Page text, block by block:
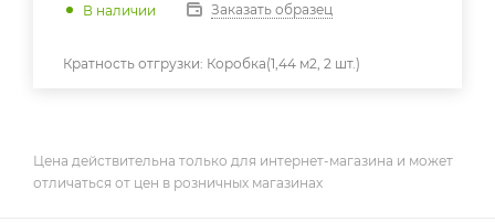
В наличии Заказать образец
Кратность отгрузки: Коробка(1,44 м2, 2 шт.)
Цена действительна только для интернет-магазина и может
отличаться от цен в розничных магазинах